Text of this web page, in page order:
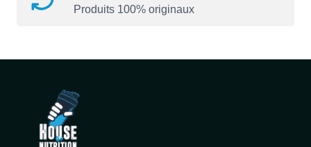
Produits 100% originaux